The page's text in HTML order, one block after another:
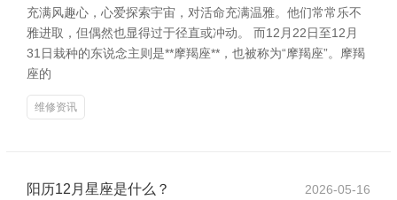
充满风趣心，心爱探索宇宙，对活命充满温雅。他们常常乐不
雅进取，但偶然也显得过于径直或冲动。 而12月22日至12月
31日栽种的东说念主则是**摩羯座**，也被称为“摩羯座”。摩羯
座的
维修资讯
阳历12月星座是什么？ 2026-05-16